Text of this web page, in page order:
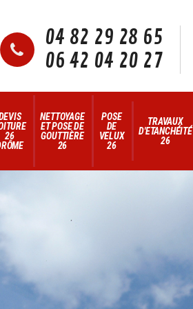
04 82 29 28 65
06 42 04 20 27
26
NETTOYAGE
ET POSE DE
GOUTTIÈRE
26
POSE
DE
VELUX
26
TRAVAUX
D'ETANCHÉITÉ
26